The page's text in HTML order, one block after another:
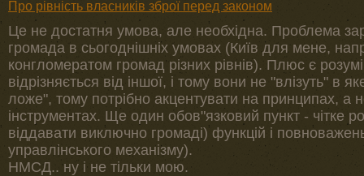
Про рівність власників зброї перед законом
Це не достатня умова, але необхідна. Проблема
громада в сьогоднішніх умовах (Київ для мене,
конгломератом громад різних рівнів). Плюс є
відрізняється від іншої, і тому вони не "влізуть" в
ложе", тому потрібно акцентувати на принципах, а
інструментах. Ще один обов"язковий пункт - чітке
віддавати виключно громаді) функцій і
управлінського механізму).
НМСД.. ну і не тільки мою.